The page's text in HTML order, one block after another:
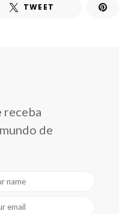
TWEET
receba
de